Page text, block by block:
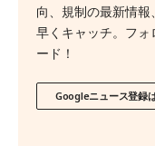
向、規制の最新情
早くキャッチ。フォ
ード！
Googleニュース登録